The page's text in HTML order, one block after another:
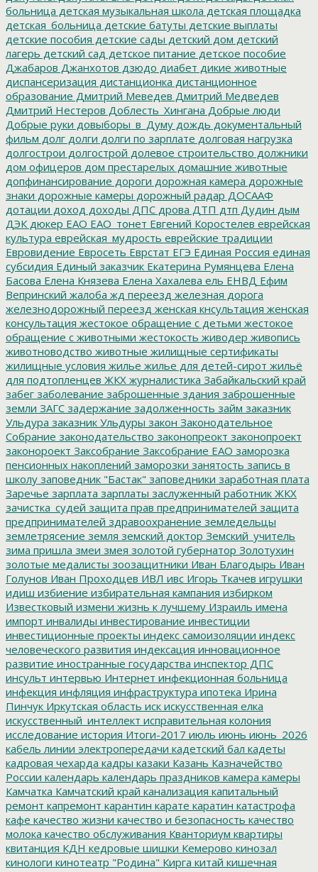
больница детская музыкальная школа детская площадка
детская_больница детские батуты детские выплаты
детские пособия детские сады детский дом детский
лагерь детский сад детское питание детское пособие
Джабаров Джанхотов дзюдо диабет дикие животные
диспансеризация дистанционка дистанционное
образование Дмитрий Меведев Дмитрий Медведев
Дмитрий Нестеров Доблесть_Хингана Добрые люди
Добрые руки довыборы_в_Думу дождь документальный
фильм долг долги долги по зарплате долговая нагрузка
долгострои долгострой долевое строительство должники
дом офицеров дом престарелых домашние животные
допфинансирование дороги дорожная камера дорожные
знаки дорожные камеры дорожный радар ДОСААФ
дотации доход доходы ДПС дрова ДТП дтп Дудин дым
ДЭК дюкер ЕАО ЕАО_тонет Евгений Коростелев еврейская
культура еврейская_мудрость еврейские традиции
Евровидение Евросеть Еврстат ЕГЭ Единая Россия единая
субсидия Единый заказчик Екатерина Румянцева Елена
Басова Елена Князева Елена Хахалева ель ЕНВД Ефим
Вепринский жалоба жд переезд железная дорога
железнодорожный переезд женская кнсультация женская
консультация жестокое обращение с детьми жестокое
обращение с животными жестокость живодер живопись
животноводство животные жилищные сертификаты
жилищные условия жилье жилье для детей-сирот жильё
для подтопленцев ЖКХ журналистика Забайкальский край
забег заболевание заброшенные здания заброшенные
земли ЗАГС задержание задолженность займ заказник
Ульдура заказник Ульдуры закон Законодательное
Собрание законодательство законопреокт законопроект
законороект Заксобрание Заксобрание ЕАО заморозка
пенсионных накоплений заморозки занятость запись в
школу заповедник "Бастак" заповедники заработная плата
Заречье зарплата зарплаты заслуженный работник ЖКХ
зачистка_судей защита прав предпринимателей защита
предпринимателей здравоохранение земледельцы
землетрясение земля земский доктор Земский_учитель
зима пришла змеи змея золотой губернатор Золотухин
золотые медалисты зоозащитники Иван Благодырь Иван
Голунов Иван Проходцев ИВЛ ивс Игорь Ткачев игрушки
идиш избиение избирательная кампания избирком
Известковый измени жизнь к лучшему Израиль имена
импорт инвалиды инвестирование инвестиции
инвестиционные проекты индекс самоизоляции индекс
человеческого развития индексация инновационное
развитие иностранные государства инспектор ДПС
инсульт интервью Интернет инфекционная больница
инфекция инфляция инфраструктура ипотека Ирина
Пинчук Иркутская область иск искусственная елка
искусственный_интеллект исправительная колония
исследование история Итоги-2017 июль июнь июнь_2026
кабель линии электропередачи кадетский бал кадеты
кадровая чехарда кадры казаки Казань Казначейство
России календарь календарь праздников камера камеры
Камчатка Камчатский край канализация капитальный
ремонт капремонт карантин карате каратин катастрофа
кафе качество жизни качество и безопасность качество
молока качество обслуживания Кванториум квартиры
квитанция КДН кедровые шишки Кемерово кинозал
кинологи кинотеатр "Родина" Кирга китай кишечная